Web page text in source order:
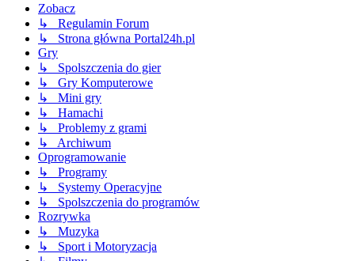
Zobacz
↳ Regulamin Forum
↳ Strona główna Portal24h.pl
Gry
↳ Spolszczenia do gier
↳ Gry Komputerowe
↳ Mini gry
↳ Hamachi
↳ Problemy z grami
↳ Archiwum
Oprogramowanie
↳ Programy
↳ Systemy Operacyjne
↳ Spolszczenia do programów
Rozrywka
↳ Muzyka
↳ Sport i Motoryzacja